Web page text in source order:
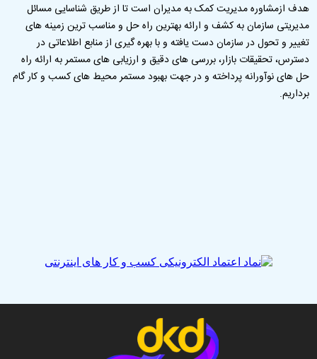
هدف ازمشاوره مدیریت کمک به مدیران است تا از طریق شناسایی مسائل
مدیریتی سازمان به کشف و ارائه بهترین راه حل و مناسب ترین زمینه های
تغییر و تحول در سازمان دست یافته و با بهره گیری از منابع اطلاعاتی در
دسترس، تحقیقات بازار، بررسی های دقیق و ارزیابی های مستمر به ارائه راه
حل های نوآورانه پرداخته و در جهت بهبود مستمر محیط های کسب و کار گام
برداریم.